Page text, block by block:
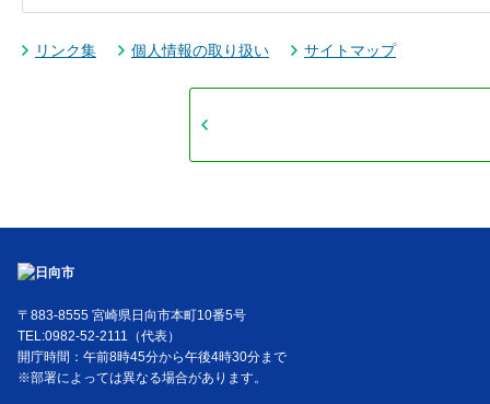
リンク集 個人情報の取り扱い サイトマップ
〒883-8555 宮崎県日向市本町10番5号
TEL:0982-52-2111（代表）
開庁時間：午前8時45分から午後4時30分まで
※部署によっては異なる場合があります。